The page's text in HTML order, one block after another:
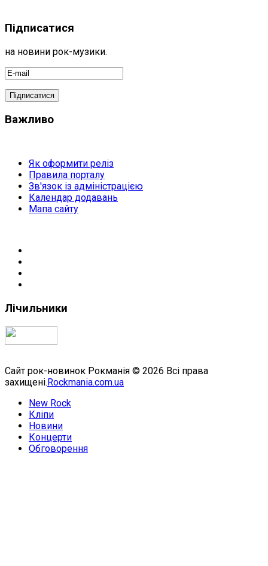
Підписатися
на новини рок-музики.
Важливо
Як оформити реліз
Правила порталу
Зв'язок із адміністрацією
Календар додавань
Мапа сайту
Лічильники
Сайт рок-новинок Рокманія © 2026 Всі права
захищені.Rockmania.com.ua
New Rock
Кліпи
Новини
Концерти
Обговорення